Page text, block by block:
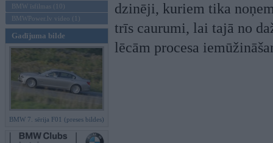
BMW īsfilmas (10)
BMWPower.lv video (1)
Gadījuma bilde
BMW 7. sērija F01 (preses bildes)
dzinēji, kuriem tika
trīs caurumi, lai tajā no
lēcām procesa